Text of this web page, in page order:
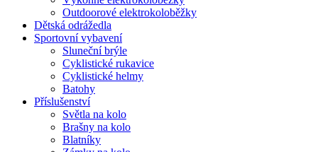
Outdoorové elektrokoloběžky
Dětská odrážedla
Sportovní vybavení
Sluneční brýle
Cyklistické rukavice
Cyklistické helmy
Batohy
Příslušenství
Světla na kolo
Brašny na kolo
Blatníky